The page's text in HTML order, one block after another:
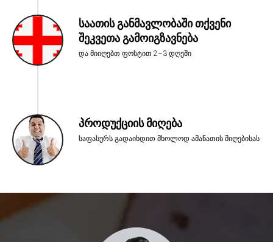
საათის განმავლობაში თქვენი
შეკვეთა გამოიგზავნება
და მიიღებთ ფოსტით 2–3 დღეში
პროდუქციის მიღება
საფასურს გადაიხდით მხოლოდ ამანათის მიღებისას